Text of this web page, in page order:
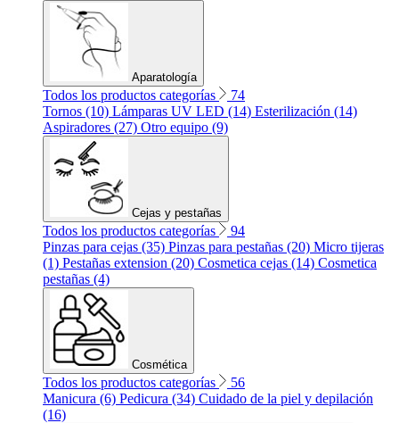
Aparatología
Todos los productos categorías
74
Tornos (10) Lámparas UV LED (14) Esterilización (14)
Aspiradores (27) Otro equipo (9)
Cejas y pestañas
Todos los productos categorías
94
Pinzas para cejas (35) Pinzas para pestañas (20) Micro tijeras
(1) Pestañas extension (20) Cosmetica cejas (14) Cosmetica
pestañas (4)
Cosmética
Todos los productos categorías
56
Manicura (6) Pedicura (34) Cuidado de la piel y depilación
(16)